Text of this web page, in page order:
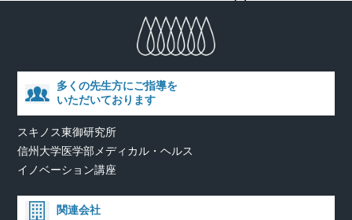
多くの先生方にご指導を
いただいております
スキノス東御研究所
信州大学医学部メディカル・ヘルス
イノベーション講座
関連会社